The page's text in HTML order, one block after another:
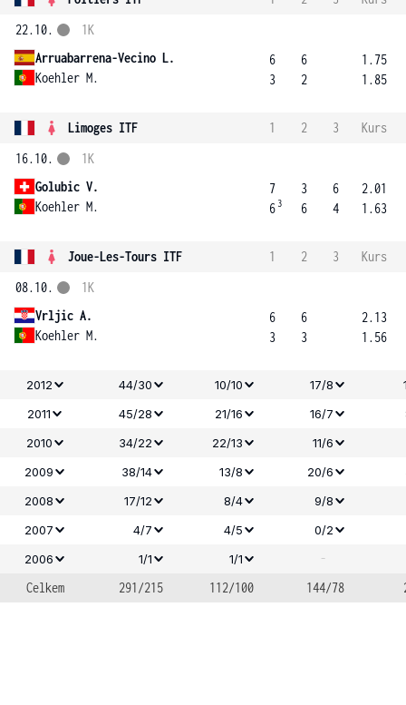
22.10.
Arruabarrena-Vecino L.
Koehler M.
1K
6
3
6
2
1.75
1.85
Limoges ITF 1 2 3
Kurs
16.10.
Golubic V.
Koehler M.
1K
7
6 3
3
6
6
4
2.01
1.63
Joue-Les-Tours ITF 1 2 3
Kurs
08.10.
Vrljic A.
Koehler M.
1K
6
3
6
3
2.13
1.56
2012 44/30 10/10 17/8
2011
45/28 21/16 16/7
2010
34/22 22/13
11/6
2009
38/14 13/8 20/6
2008
17/12 8/4
9/8
2007
4/7 4/5
0/2
2006
1/1 1/1
-
Celkem
291/215 112/100 144/78